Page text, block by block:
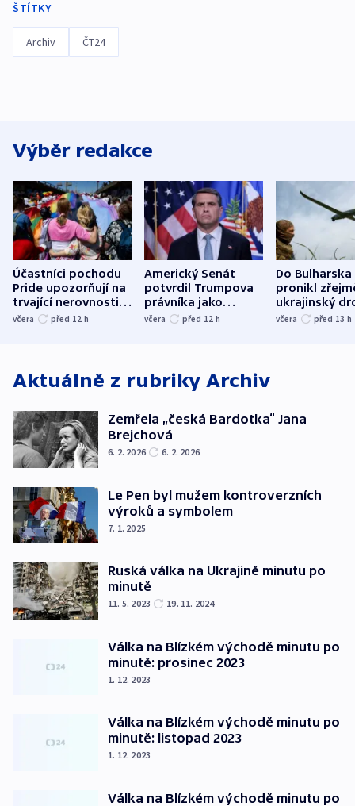
ŠTÍTKY
Archiv ČT24
Výběr redakce
Účastníci pochodu
Pride upozorňují na
trvající nerovnosti i
společenskou
včera před 12 h
Americký Senát
potvrdil Trumpova
právníka jako
ministra
včera před 12 h
Do Bulharska
pronikl
ukrajinský
explodoval
včera před 13 h
Aktuálně z rubriky Archiv
Zemřela „česká Bardotka“ Jana
Brejchová
6. 2. 2026 6. 2. 2026
Le Pen byl mužem kontroverzních
výroků a symbolem
7. 1. 2025
Ruská válka na Ukrajině minutu po
minutě
11. 5. 2023 19. 11. 2024
Válka na Blízkém východě minutu po
minutě: prosinec 2023
1. 12. 2023
Válka na Blízkém východě minutu po
minutě: listopad 2023
1. 12. 2023
Válka na Blízkém východě minutu po